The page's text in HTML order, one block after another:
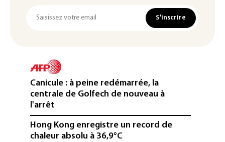
S'inscrire
Canicule : à peine redémarrée, la
centrale de Golfech de nouveau à
l'arrêt
Hong Kong enregistre un record de
chaleur absolu à 36,9°C